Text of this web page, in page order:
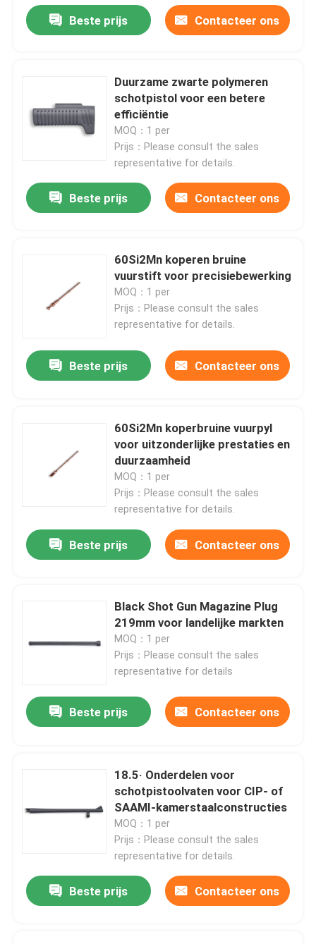
Thuis
Kwaliteitscontrole
Vraag een offerte
De Jachtgeweren van de pompactie
Beste prijs Contacteer ons
Duurzame zwarte polymeren
schotpistol voor een betere
efficiëntie
MOQ：1 per
Prijs：Please consult the sales
representative for details.
Beste prijs Contacteer ons
60Si2Mn koperen bruine
vuurstift voor precisiebewerking
MOQ：1 per
Prijs：Please consult the sales
representative for details.
Beste prijs Contacteer ons
60Si2Mn koperbruine vuurpyl
voor uitzonderlijke prestaties en
duurzaamheid
MOQ：1 per
Prijs：Please consult the sales
representative for details.
Beste prijs Contacteer ons
Black Shot Gun Magazine Plug
219mm voor landelijke markten
MOQ：1 per
Prijs：Please consult the sales
representative for details
Beste prijs Contacteer ons
18.5· Onderdelen voor
schotpistoolvaten voor CIP- of
SAAMI-kamerstaalconstructies
MOQ：1 per
Prijs：Please consult the sales
representative for details.
Beste prijs Contacteer ons